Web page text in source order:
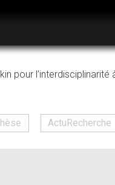
pour l’interdisciplinarité
ActuRecherche